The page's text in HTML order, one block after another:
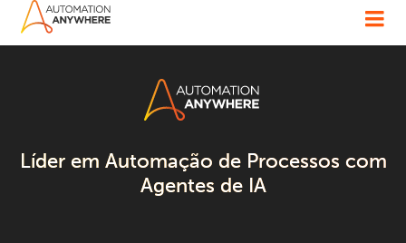
Líder em Automação de Processos com
Agentes de IA